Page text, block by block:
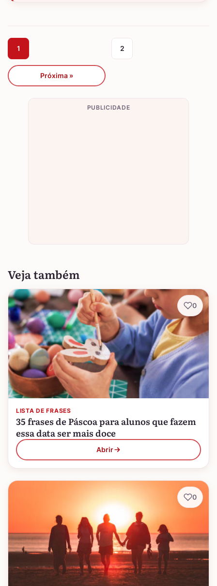
1 2
Próxima »
PUBLICIDADE
Veja também
LISTA DE FRASES
35 frases de Páscoa para alunos que fazem
essa data ser mais doce
Abrir
0
0